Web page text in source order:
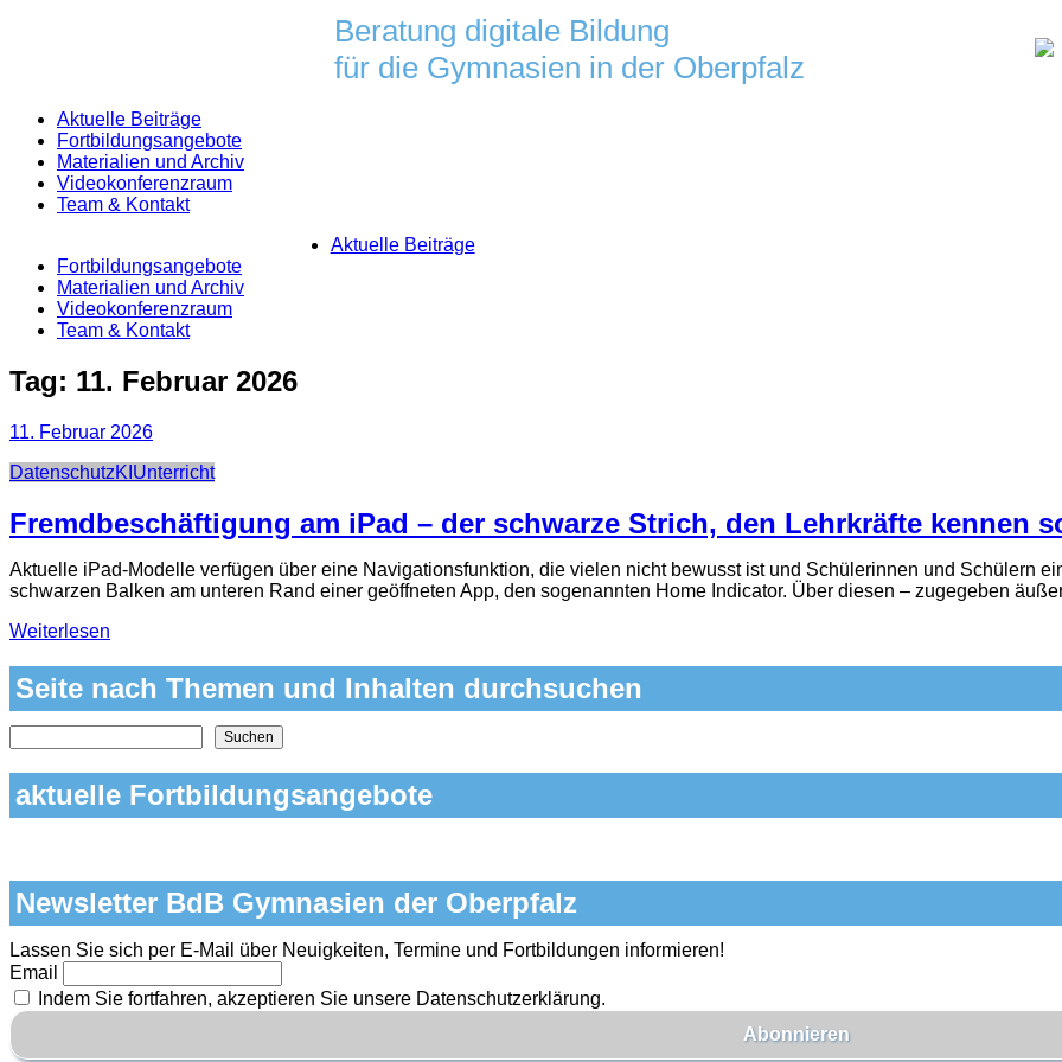
Beratung digitale Bildung
für die Gymnasien in der Oberpfalz
Aktuelle Beiträge
Fortbildungsangebote
Materialien und Archiv
Videokonferenzraum
Team & Kontakt
Aktuelle Beiträge
Fortbildungsangebote
Materialien und Archiv
Videokonferenzraum
Team & Kontakt
Tag: 11. Februar 2026
11. Februar 2026
Categories
DatenschutzKI Unterricht
Fremdbeschäftigung am iPad – der schwarze Strich, den Lehrkräfte kennen
Aktuelle iPad‑Modelle verfügen über eine Navigationsfunktion, die vielen nicht bewusst ist und Schülerinnen und Schülern
schwarzen Balken am unteren Rand einer geöffneten App, den sogenannten Home Indicator. Über diesen – zugegeben
Weiterlesen
Seite nach Themen und Inhalten durchsuchen
Nach Themen und Inhalten auf der Seite suchen
Suchen
aktuelle Fortbildungsangebote
Newsletter BdB Gymnasien der Oberpfalz
Lassen Sie sich per E-Mail über Neuigkeiten, Termine und Fortbildungen informieren!
Email
Indem Sie fortfahren, akzeptieren Sie unsere Datenschutzerklärung.